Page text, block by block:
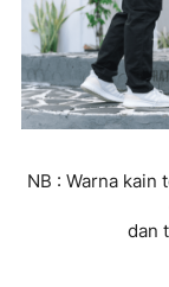
NB : Warna
dan